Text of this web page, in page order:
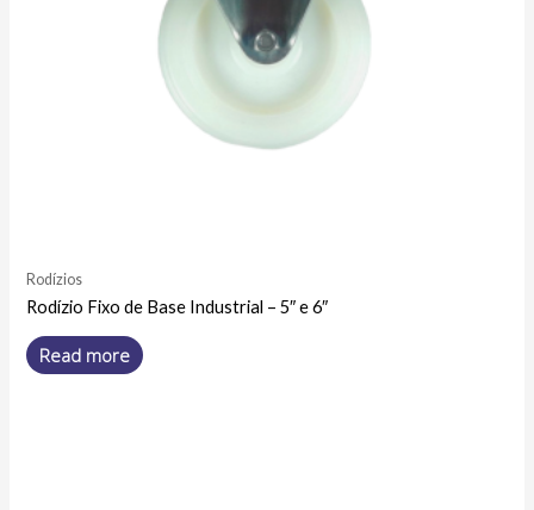
Rodízios
Rodízio Fixo de Base Industrial – 5″ e 6″
Read more